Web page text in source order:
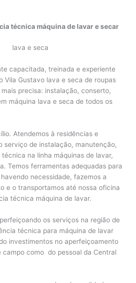
técnica máquina de lavar e secar
capacitada, treinada e experiente
Vila Gustavo lava e seca de roupas
precisa: instalação, conserto,
máquina lava e seca de todos os
Atendemos à residências e
serviço de instalação, manutenção,
na linha máquinas de lavar,
Temos ferramentas adequadas para
necessidade, fazemos a
e o transportamos até nossa oficina
técnica máquina de lavar.
os serviços na região de
técnica para máquina de lavar
investimentos no aperfeiçoamento
campo como do pessoal da Central